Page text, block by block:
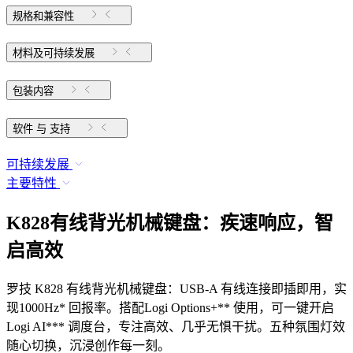
规格和兼容性
材料及可持续发展
包装内容
软件 与 支持
可持续发展
主要特性
K828有线背光机械键盘：疾速响应，智
启高效
罗技 K828 有线背光机械键盘：USB-A 有线连接即插即用，实
现1000Hz* 回报率。搭配Logi Options+** 使用，可一键开启
Logi AI*** 调度台，专注高效、几乎无惧干扰。五种氛围灯效
随心切换，沉浸创作每一刻。